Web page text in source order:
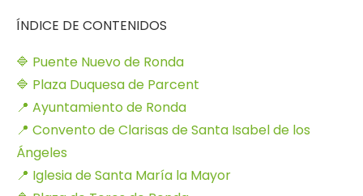
ÍNDICE DE CONTENIDOS
🔷 Puente Nuevo de Ronda
🔷 Plaza Duquesa de Parcent
📍 Ayuntamiento de Ronda
📍 Convento de Clarisas de Santa Isabel de los
Ángeles
📍 Iglesia de Santa María la Mayor